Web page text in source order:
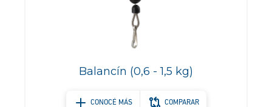
Balancín (0,6 - 1,5 kg)
CONOCÉ MÁS COMPARAR